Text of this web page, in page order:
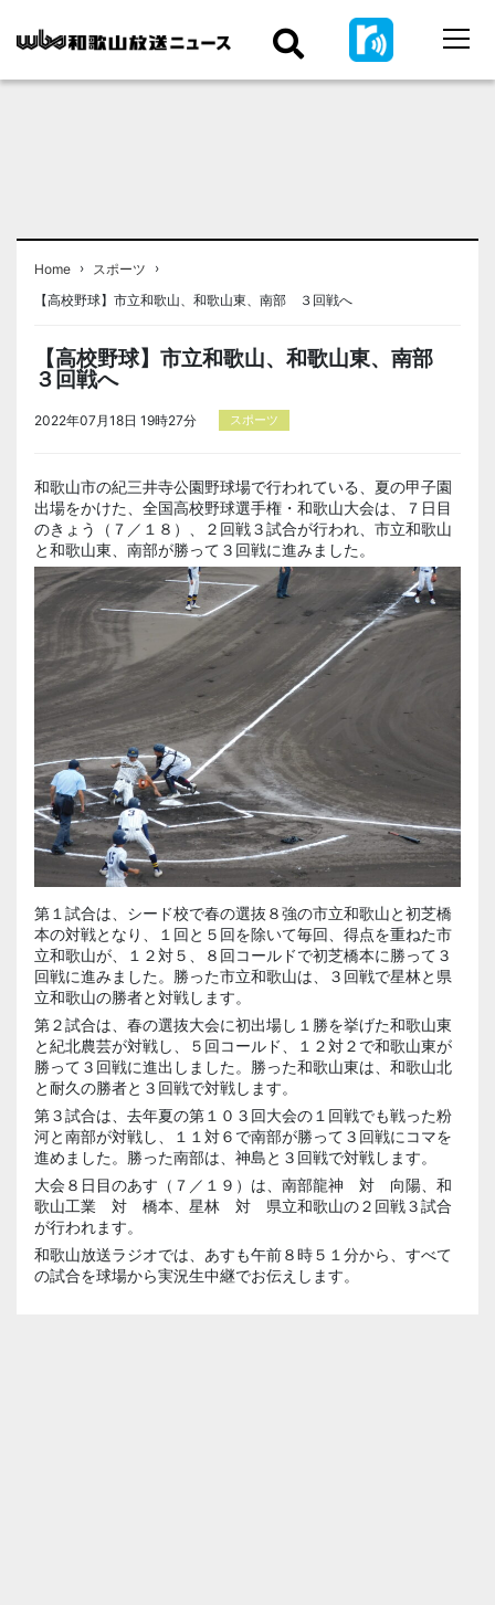
Home › スポーツ
›
【高校野球】市立和歌山、和歌山東、南部 ３回戦へ
【高校野球】市立和歌山、和歌山東、南部
３回戦へ
2022年07月18日 19時27分 スポーツ
和歌山市の紀三井寺公園野球場で行われている、夏の甲子園
出場をかけた、全国高校野球選手権・和歌山大会は、７日目
のきょう（７／１８）、２回戦３試合が行われ、市立和歌山
と和歌山東、南部が勝って３回戦に進みました。
第１試合は、シード校で春の選抜８強の市立和歌山と初芝橋
本の対戦となり、１回と５回を除いて毎回、得点を重ねた市
立和歌山が、１２対５、８回コールドで初芝橋本に勝って３
回戦に進みました。勝った市立和歌山は、３回戦で星林と県
立和歌山の勝者と対戦します。
第２試合は、春の選抜大会に初出場し１勝を挙げた和歌山東
と紀北農芸が対戦し、５回コールド、１２対２で和歌山東が
勝って３回戦に進出しました。勝った和歌山東は、和歌山北
と耐久の勝者と３回戦で対戦します。
第３試合は、去年夏の第１０３回大会の１回戦でも戦った粉
河と南部が対戦し、１１対６で南部が勝って３回戦にコマを
進めました。勝った南部は、神島と３回戦で対戦します。
大会８日目のあす（７／１９）は、南部龍神 対 向陽、和
歌山工業 対 橋本、星林 対 県立和歌山の２回戦３試合
が行われます。
和歌山放送ラジオでは、あすも午前８時５１分から、すべて
の試合を球場から実況生中継でお伝えします。